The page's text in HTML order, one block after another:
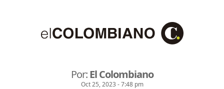
Por:El Colombiano
Oct 25, 2023 - 7:48 pm